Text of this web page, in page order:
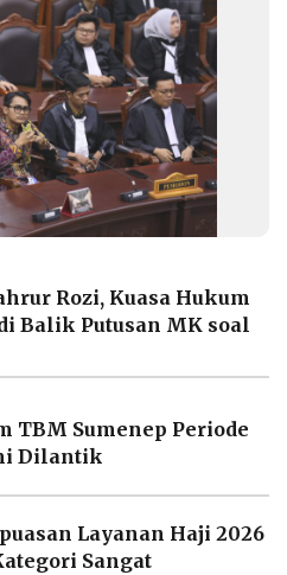
Rozi, Kuasa Hukum
Balik Putusan MK soal
TBM Sumenep Periode
Dilantik
Layanan Haji 2026
Sangat